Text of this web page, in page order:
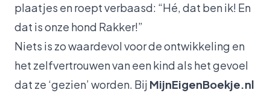
plaatjes en roept verbaasd: “Hé, dat ben ik! En
dat is onze hond Rakker!”
Niets is zo waardevol voor de ontwikkeling en
het zelfvertrouwen van een kind als het gevoel
dat ze ‘gezien’ worden. Bij MijnEigenBoekje.nl